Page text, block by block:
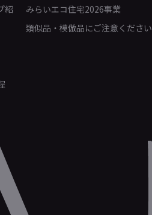
紹
みらいエコ住宅2026事業
類似品・模倣品にご注意ください